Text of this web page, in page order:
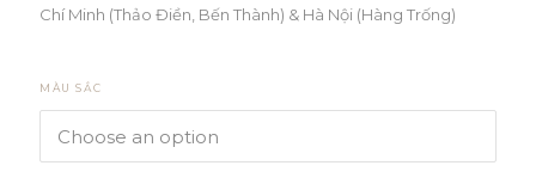
Chí Minh (Thảo Điền, Bến Thành) & Hà Nội (Hàng Trống)
MÀU SẮC